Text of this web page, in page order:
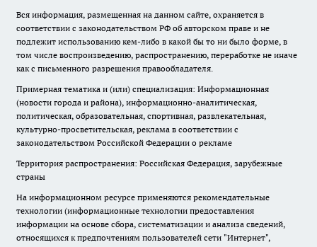
Вся информация, размещенная на данном сайте, охраняется в
соответствии с законодательством РФ об авторском праве и не
подлежит использованию кем-либо в какой бы то ни было форме, в
том числе воспроизведению, распространению, переработке не иначе
как с письменного разрешения правообладателя.
Примерная тематика и (или) специализация: Информационная
(новости города и района), информационно-аналитическая,
политическая, образовательная, спортивная, развлекательная,
культурно-просветительская, реклама в соответствии с
законодательством Российской Федерации о рекламе
Территория распространения: Российская Федерация, зарубежные
страны
На информационном ресурсе применяются рекомендательные
технологии (информационные технологии предоставления
информации на основе сбора, систематизации и анализа сведений,
относящихся к предпочтениям пользователей сети "Интернет",